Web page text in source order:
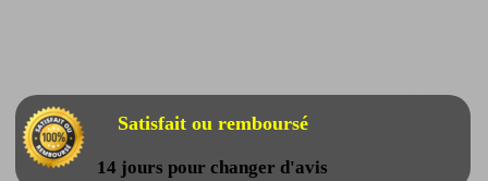
Satisfait ou remboursé
14 jours pour changer d'avis